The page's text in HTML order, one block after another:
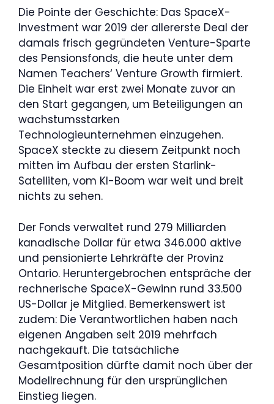
Die Pointe der Geschichte: Das SpaceX-
Investment war 2019 der allererste Deal der
damals frisch gegründeten Venture-Sparte
des Pensionsfonds, die heute unter dem
Namen Teachers‘ Venture Growth firmiert.
Die Einheit war erst zwei Monate zuvor an
den Start gegangen, um Beteiligungen an
wachstumsstarken
Technologieunternehmen einzugehen.
SpaceX steckte zu diesem Zeitpunkt noch
mitten im Aufbau der ersten Starlink-
Satelliten, vom KI-Boom war weit und breit
nichts zu sehen.
Der Fonds verwaltet rund 279 Milliarden
kanadische Dollar für etwa 346.000 aktive
und pensionierte Lehrkräfte der Provinz
Ontario. Heruntergebrochen entspräche der
rechnerische SpaceX-Gewinn rund 33.500
US-Dollar je Mitglied. Bemerkenswert ist
zudem: Die Verantwortlichen haben nach
eigenen Angaben seit 2019 mehrfach
nachgekauft. Die tatsächliche
Gesamtposition dürfte damit noch über der
Modellrechnung für den ursprünglichen
Einstieg liegen.